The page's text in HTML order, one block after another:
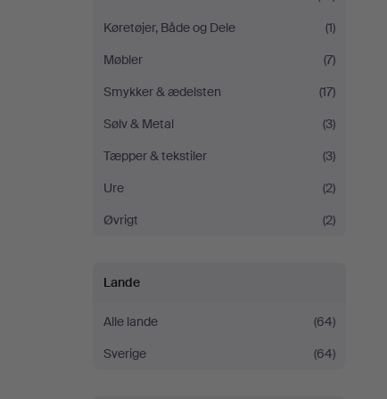
Køretøjer, Både og Dele
(1)
Møbler
(7)
Smykker & ædelsten
(17)
Sølv & Metal
(3)
Tæpper & tekstiler
(3)
Ure
(2)
Øvrigt
(2)
Lande
Alle lande
(64)
Sverige
(64)